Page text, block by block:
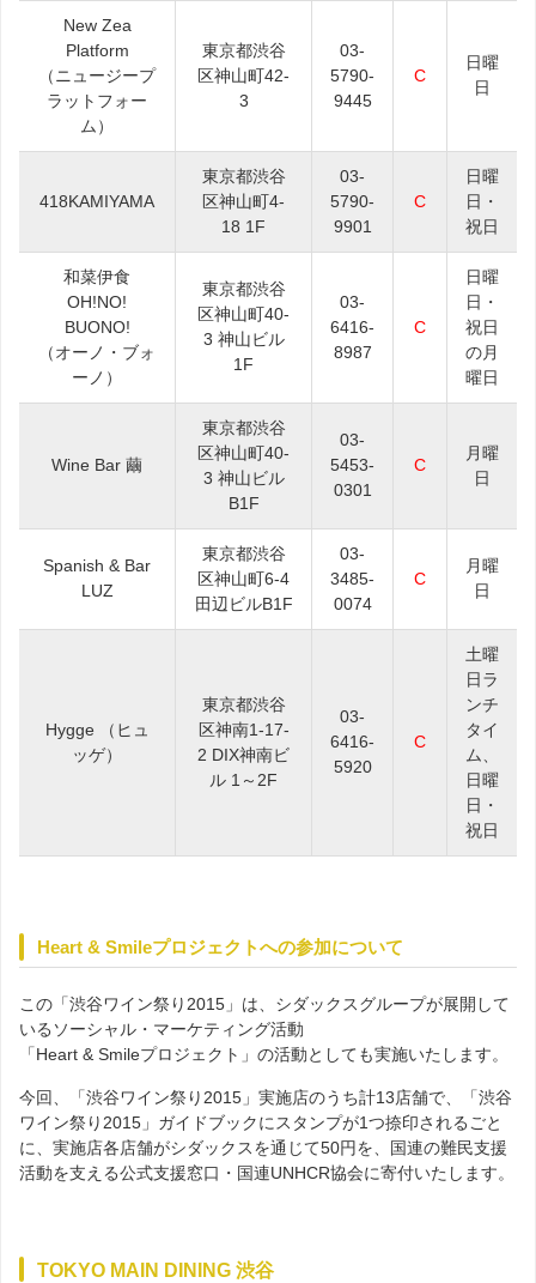
New Zea
Platform
（ニュージープ
ラットフォー
ム）
東京都渋谷
区神山町42-
3
03-
5790-
9445
C
日曜
日
418KAMIYAMA
東京都渋谷
区神山町4-
18 1F
03-
5790-
9901
C
日曜
日・
祝日
和菜伊食
OH!NO!
BUONO!
（オーノ・ブォ
ーノ）
東京都渋谷
区神山町40-
3 神山ビル
1F
03-
6416-
8987
C
日曜
日・
祝日
の月
曜日
Wine Bar 繭
東京都渋谷
区神山町40-
3 神山ビル
B1F
03-
5453-
0301
C
月曜
日
Spanish & Bar
LUZ
東京都渋谷
区神山町6-4
田辺ビルB1F
03-
3485-
0074
C
月曜
日
Hygge （ヒュ
ッゲ）
東京都渋谷
区神南1-17-
2 DIX神南ビ
ル 1～2F
03-
6416-
5920
C
土曜
日ラ
ンチ
タイ
ム、
日曜
日・
祝日
Heart & Smileプロジェクトへの参加について
この「渋谷ワイン祭り2015」は、シダックスグループが展開して
いるソーシャル・マーケティング活動
「Heart & Smileプロジェクト」の活動としても実施いたします。
今回、「渋谷ワイン祭り2015」実施店のうち計13店舗で、「渋谷
ワイン祭り2015」ガイドブックにスタンプが1つ捺印されるごと
に、実施店各店舗がシダックスを通じて50円を、国連の難民支援
活動を支える公式支援窓口・国連UNHCR協会に寄付いたします。
TOKYO MAIN DINING 渋谷